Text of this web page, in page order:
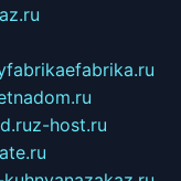
z-host.ru